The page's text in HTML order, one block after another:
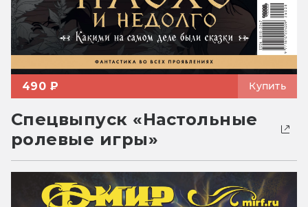
490 ₽ Купить
Спецвыпуск «Настольные
ролевые игры»